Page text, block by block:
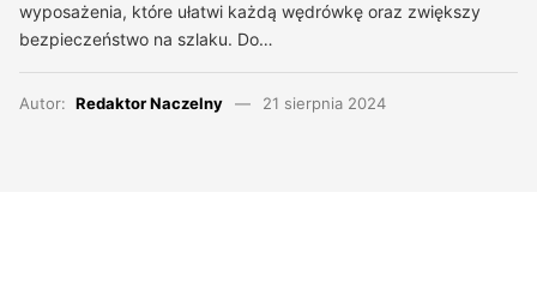
wyposażenia, które ułatwi każdą wędrówkę oraz zwiększy
bezpieczeństwo na szlaku. Do…
Autor: Redaktor Naczelny 21 sierpnia 2024